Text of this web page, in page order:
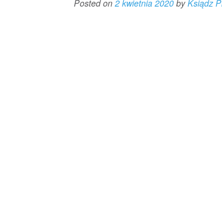
Posted on 2 kwietnia 2020 byKsiądz